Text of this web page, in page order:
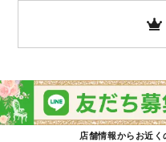
店舗情報からお近